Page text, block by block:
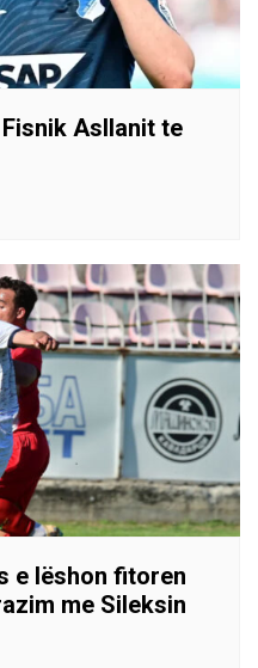
Asllanit te
e lëshon fitoren
me Sileksin